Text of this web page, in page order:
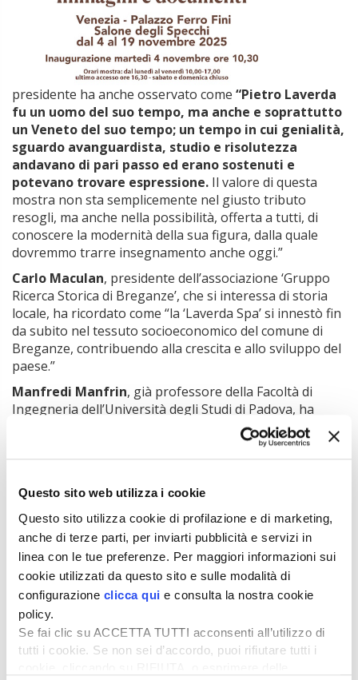
Questo sito web utilizza i cookie
Questo sito utilizza cookie di profilazione e di marketing,
anche di terze parti, per inviarti pubblicità e servizi in
linea con le tue preferenze. Per maggiori informazioni sui
cookie utilizzati da questo sito e sulle modalità di
configurazione clicca qui e consulta la nostra cookie
policy.
Se fai clic su ACCETTA TUTTI acconsenti all’utilizzo di
tutti i cookie. Se non sei d’accordo, puoi rifiutare tutti i
presidente ha anche osservato come “Pietro Laverda
fu un uomo del suo tempo, ma anche e soprattutto
un Veneto del suo tempo; un tempo in cui genialità,
sguardo avanguardista, studio e risolutezza
andavano di pari passo ed erano sostenuti e
potevano trovare espressione. Il valore di questa
mostra non sta semplicemente nel giusto tributo
resogli, ma anche nella possibilità, offerta a tutti, di
conoscere la modernità della sua figura, dalla quale
dovremmo trarre insegnamento anche oggi.”
Carlo Maculan, presidente dell’associazione ‘Gruppo
Ricerca Storica di Breganze’, che si interessa di storia
locale, ha ricordato come “la ‘Laverda Spa’ si innestò fin
da subito nel tessuto socioeconomico del comune di
Breganze, contribuendo alla crescita e allo sviluppo del
paese.”
Manfredi Manfrin, già professore della Facoltà di
Ingegneria dell’Università degli Studi di Padova, ha
suggerito una “chiave di lettura della mostra: cogliere
Pietro Laverda abbia impersonificato la
transizione ‘dolce’ del Veneto alla modernità,
l’economia industriale e la società
rappresentò la modernità in quanto trasferì
nell’impresa la scienza moderna, a quel tempo
costituita dalla meccanica prima e, successivamente,
dall’elettricità.”
PerPiergiorgio Laverda , presidente dell’archivio
storico ‘Pietro Laverda’, la mostra rappresenta
“indubbiamente un punto di arrivo, dopo aver
celebrato con una importante mostra, nel 2023, i 150